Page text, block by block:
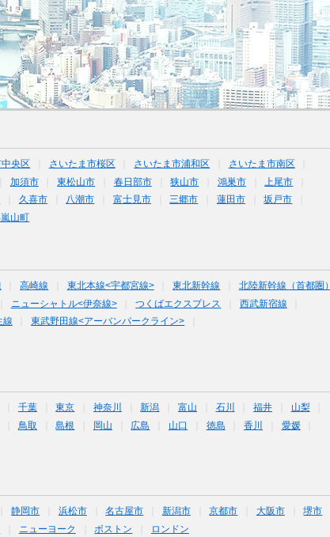
央区 さいたま市桜区 さいたま市浦和区
さいたま市南区
加須市 東松山市 春日部市 狭山市 鴻巣市
上尾市
久喜市 八潮市 富士見市 三郷市 蓮田市
坂戸市
山町
高崎線 東北本線<宇都宮線> 東北新幹線
北陸新幹線（首都圏）
ニューシャトル<伊奈線> つくばエクスプレス
西武新宿線
線
東武野田線<アーバンパークライン>
千葉 東京 神奈川 新潟 富山 石川 福井
山梨
鳥取 島根 岡山 広島 山口 徳島 香川
愛媛
静岡市 浜松市 名古屋市 新潟市 京都市 大阪市
堺市
ニューヨーク ボストン ロンドン